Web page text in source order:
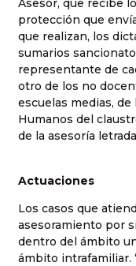
Asesor, que recibe
protección que
que realizan, los
sumarios
representante de
otro de los no
escuelas medias,
Humanos del
de la asesoría letrada
Actuaciones
Los casos que
asesoramiento por
dentro del ámbito
ámbito intrafamiliar.